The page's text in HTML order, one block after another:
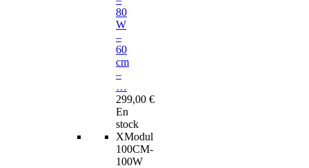
80
W
–
60
cm
–
…
299,00 €
En
stock
XModul
100CM-
100W